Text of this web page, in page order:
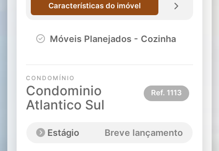
Características do imóvel
Móveis Planejados - Cozinha
CONDOMÍNIO
Condominio
Atlantico Sul
Ref. 1113
Estágio Breve lançamento